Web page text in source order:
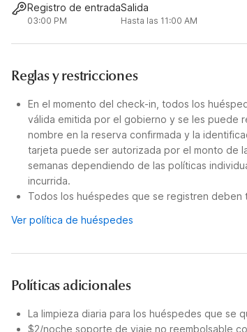
Registro de entrada
03:00 PM
Salida
Hasta las 11:00 AM
Reglas y restricciones
En el momento del check-in, todos los
válida emitida por el gobierno y se les puede
nombre en la reserva confirmada y la
tarjeta puede ser autorizada por el monto de
semanas dependiendo de las políticas
incurrida.
Todos los huéspedes que se registren
Ver política de huéspedes
Políticas adicionales
La limpieza diaria para los huéspedes que se
$2/noche soporte de viaje no reembolsable